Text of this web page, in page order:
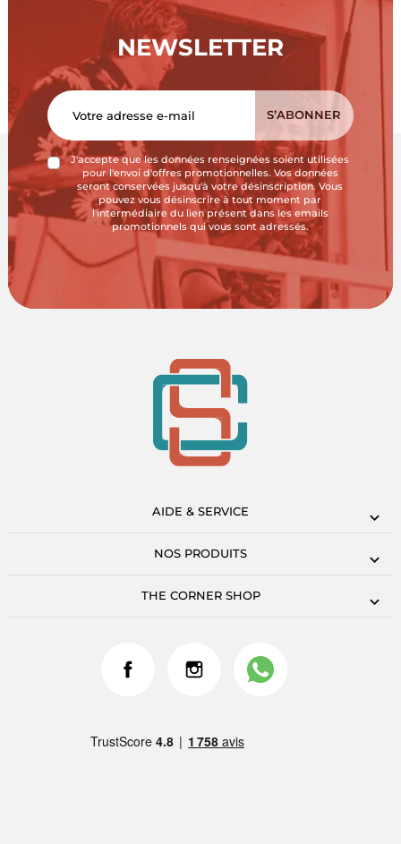
NEWSLETTER
J'accepte que les données renseignées soient utilisées
pour l'envoi d'offres promotionnelles. Vos données
seront conservées jusqu'à votre désinscription. Vous
pouvez vous désinscrire à tout moment par
l'intermédiaire du lien présent dans les emails
promotionnels qui vous sont adressés.
AIDE & SERVICE
NOS PRODUITS
THE CORNER SHOP